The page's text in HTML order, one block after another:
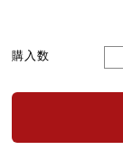
購入数